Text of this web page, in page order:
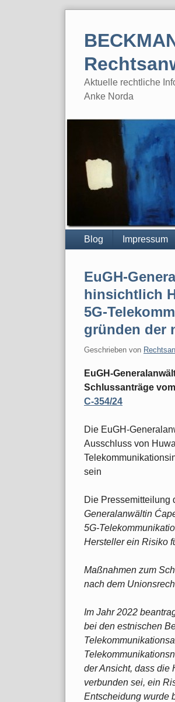
Aktuelle rechtliche
Anke Norda
Blog Impressum
EuGH-
hinsichtlich
5G-
gründen der
Geschrieben von
EuGH-
Schlussanträge
C-354/24
Die EuGH-
Ausschluss von
sein
Die Pressemitteilung
Generalanwältin
5G-
Hersteller ein Risiko
Maßnahmen zum
nach dem
Im Jahr 2022
bei den estnischen
der Ansicht, dass die
verbunden sei, ein
Entscheidung wurde